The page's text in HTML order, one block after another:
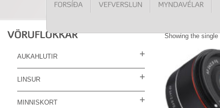
Showing the single
AUKAHLUTIR
LINSUR
MINNISKORT